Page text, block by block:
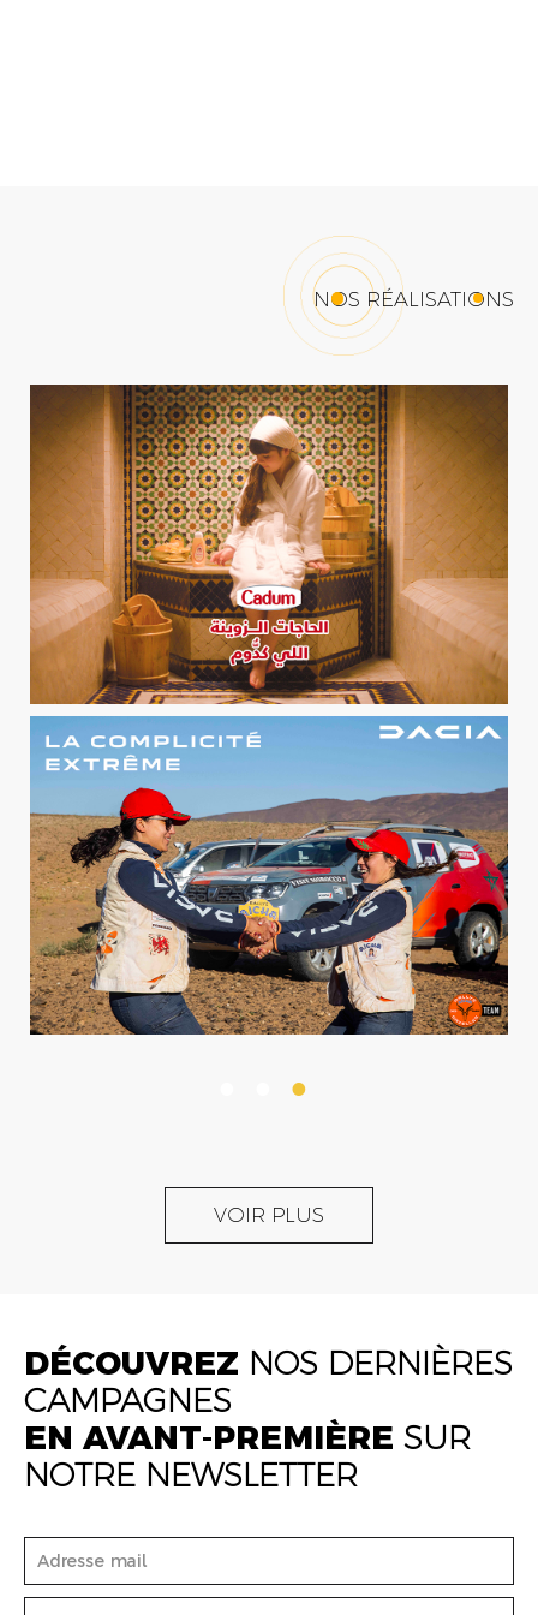
NOS RÉALISATIONS
VOIR PLUS
DÉCOUVREZ NOS DERNIÈRES
CAMPAGNES
EN AVANT-PREMIÈRE SUR
NOTRE NEWSLETTER